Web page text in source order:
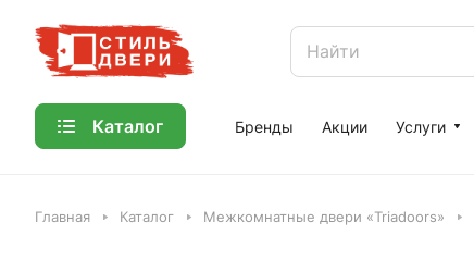
Каталог Бренды Акции Услуги
Главная Каталог Межкомнатные двери «Triadoors»